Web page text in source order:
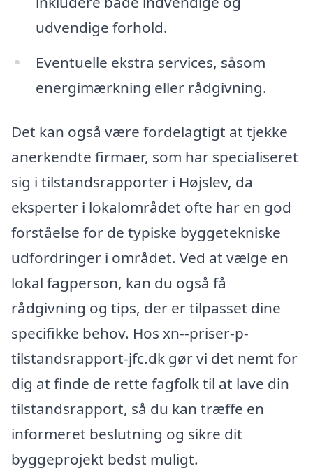
udvendige forhold.
Eventuelle ekstra services, såsom
energimærkning eller rådgivning.
Det kan også være fordelagtigt at tjekke
anerkendte firmaer, som har specialiseret
sig i tilstandsrapporter i Højslev, da
eksperter i lokalområdet ofte har en god
forståelse for de typiske byggetekniske
udfordringer i området. Ved at vælge en
lokal fagperson, kan du også få
rådgivning og tips, der er tilpasset dine
specifikke behov. Hos xn--priser-p-
tilstandsrapport-jfc.dk gør vi det nemt for
dig at finde de rette fagfolk til at lave din
tilstandsrapport, så du kan træffe en
informeret beslutning og sikre dit
byggeprojekt bedst muligt.